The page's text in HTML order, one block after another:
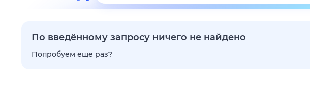
Развлечения и отдых
Спорт
По введённому запросу ничего не найдено
Попробуем еще раз?